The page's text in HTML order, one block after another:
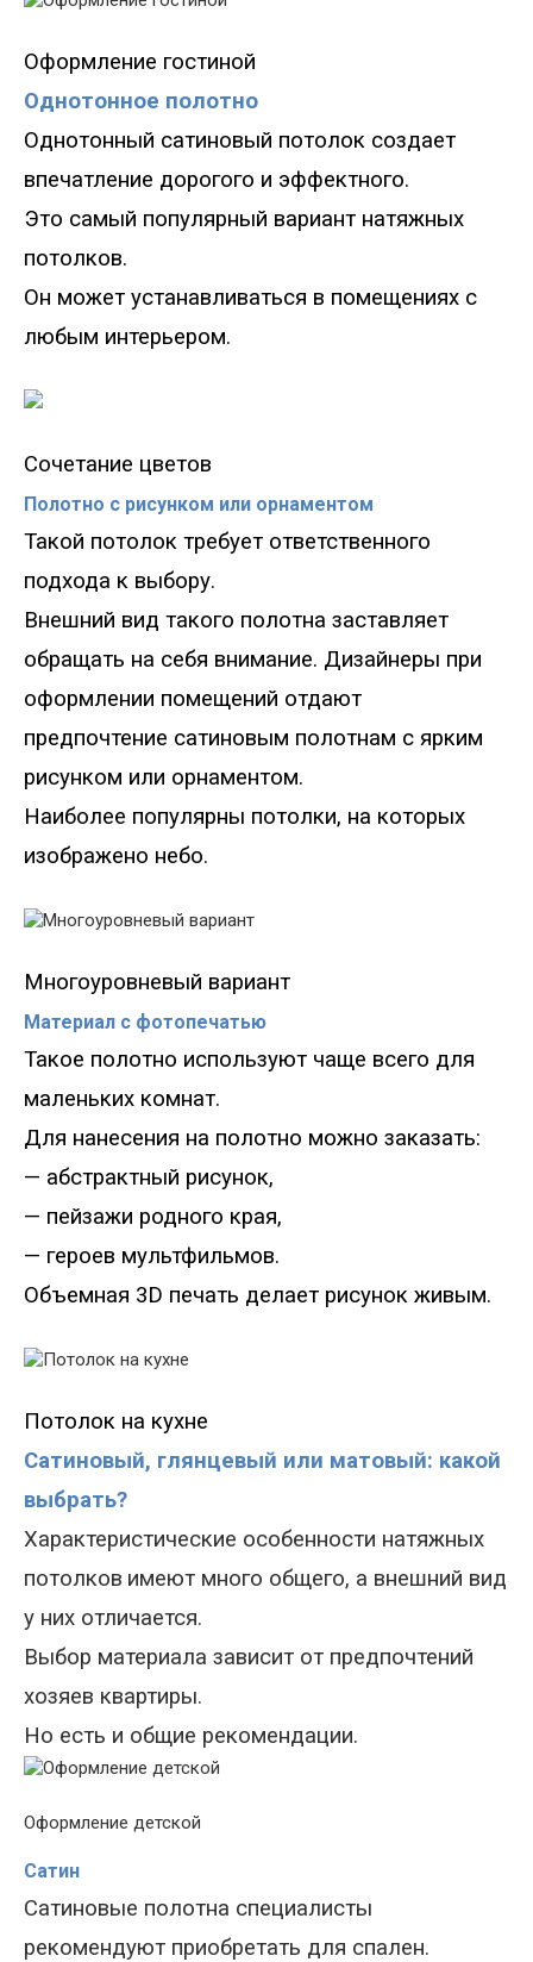
Оформление гостиной
Однотонное полотно
Однотонный сатиновый потолок создает
впечатление дорогого и эффектного.
Это самый популярный вариант натяжных
потолков.
Он может устанавливаться в помещениях с
любым интерьером.
Сочетание цветов
Полотно с рисунком или орнаментом
Такой потолок требует ответственного
подхода к выбору.
Внешний вид такого полотна заставляет
обращать на себя внимание. Дизайнеры при
оформлении помещений отдают
предпочтение сатиновым полотнам с ярким
рисунком или орнаментом.
Наиболее популярны потолки, на которых
изображено небо.
Многоуровневый вариант
Материал с фотопечатью
Такое полотно используют чаще всего для
маленьких комнат.
Для нанесения на полотно можно заказать:
— абстрактный рисунок,
— пейзажи родного края,
— героев мультфильмов.
Объемная 3D печать делает рисунок живым.
Потолок на кухне
Сатиновый, глянцевый или матовый: какой
выбрать?
Характеристические особенности натяжных
потолков имеют много общего, а внешний вид
у них отличается.
Выбор материала зависит от предпочтений
хозяев квартиры.
Но есть и общие рекомендации.
Оформление детской
Сатин
Сатиновые полотна специалисты
рекомендуют приобретать для спален.